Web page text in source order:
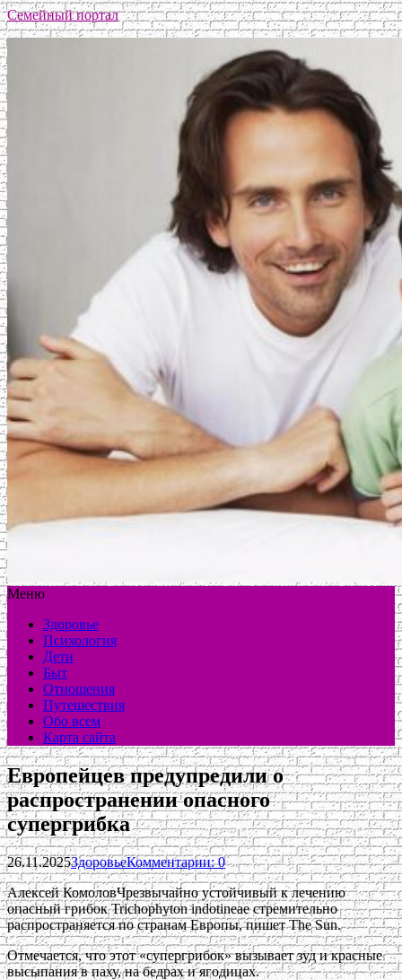
Семейный портал
Меню
Здоровье
Психология
Дети
Быт
Отношения
Путешествия
Обо всем
Карта сайта
Европейцев предупредили о
распространении опасного
супергрибка
26.11.2025ЗдоровьеКомментарии: 0
Алексей КомоловЧрезвычайно устойчивый к лечению
опасный грибок Trichophyton indotineae стремительно
распространяется по странам Европы, пишет The Sun.
Отмечается, что этот «супергрибок» вызывает зуд и красные
высыпания в паху, на бедрах и ягодицах.